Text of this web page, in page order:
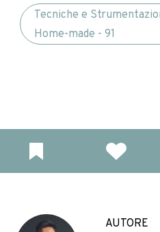
Tecniche e
Home-made - 91
AUTORE